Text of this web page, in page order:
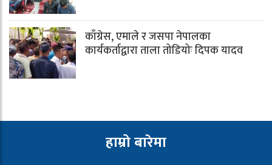
काँग्रेस, एमाले र जसपा नेपालका
कार्यकर्ताद्वारा ताला तोडियोः दिपक यादव
हाम्रो बारेमा